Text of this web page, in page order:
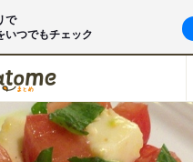
で
いつでもチェック